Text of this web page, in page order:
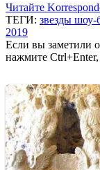
Читайте
ТЕГИ: звезды шоу-
2019
Если вы заметили
нажмите